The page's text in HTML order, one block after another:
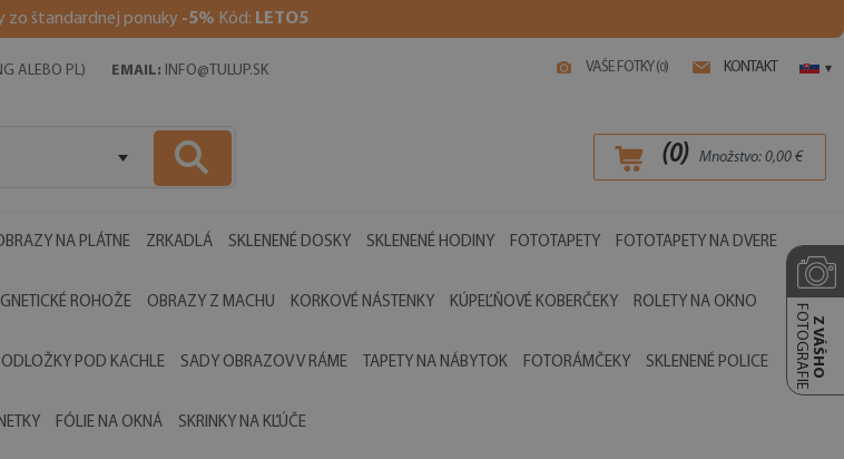
zo štandardnej ponuky -5% Kód: LETO5
VAŠE FOTKY (0) KONTAKT ▾
ALEBO PL) EMAIL: INFO@TULUP.SK
(0) Množstvo: 0,00 €
NA PLÁTNE ZRKADLÁ SKLENENÉ DOSKY SKLENENÉ HODINY FOTOTAPETY FOTOTAPETY NA DVERE
ROHOŽE OBRAZY Z MACHU KORKOVÉ NÁSTENKY KÚPEĽŇOVÉ KOBERČEKY ROLETY NA OKNO
POD KACHLE SADY OBRAZOV V RÁME TAPETY NA NÁBYTOK FOTORÁMČEKY SKLENENÉ POLICE
FÓLIE NA OKNÁ SKRINKY NA KĽÚČE
Z VÁŠHO
FOTOGRAFIE